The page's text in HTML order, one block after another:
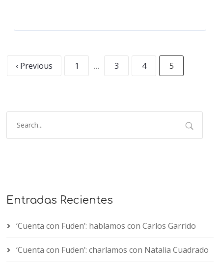
‹ Previous 1 … 3 4 5
Entradas Recientes
‘Cuenta con Fuden’: hablamos con Carlos Garrido
‘Cuenta con Fuden’: charlamos con Natalia Cuadrado